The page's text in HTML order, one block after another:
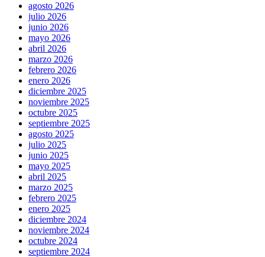
agosto 2026
julio 2026
junio 2026
mayo 2026
abril 2026
marzo 2026
febrero 2026
enero 2026
diciembre 2025
noviembre 2025
octubre 2025
septiembre 2025
agosto 2025
julio 2025
junio 2025
mayo 2025
abril 2025
marzo 2025
febrero 2025
enero 2025
diciembre 2024
noviembre 2024
octubre 2024
septiembre 2024